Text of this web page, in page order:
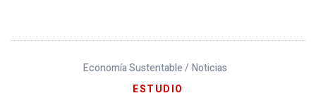
Economía Sustentable / Noticias
ESTUDIO